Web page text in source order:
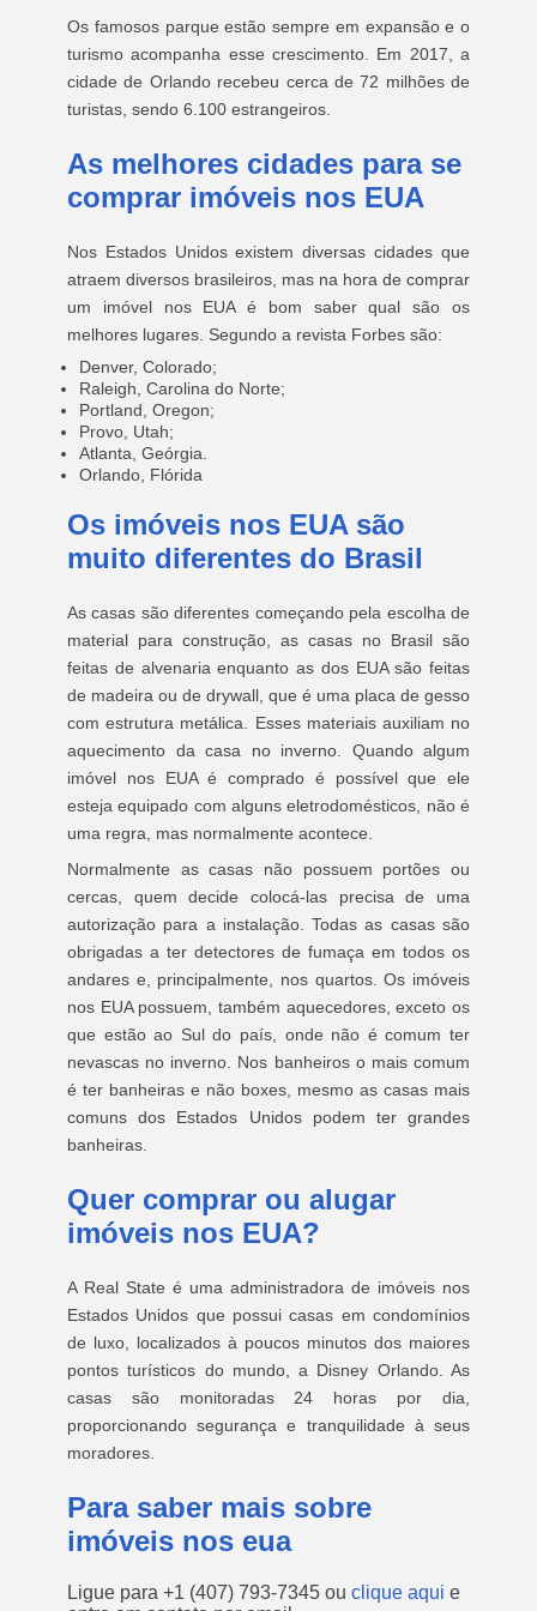
Os famosos parque estão sempre em expansão e o
turismo acompanha esse crescimento. Em 2017, a
cidade de Orlando recebeu cerca de 72 milhões de
turistas, sendo 6.100 estrangeiros.
As melhores cidades para se
comprar imóveis nos EUA
Nos Estados Unidos existem diversas cidades que
atraem diversos brasileiros, mas na hora de comprar
um imóvel nos EUA é bom saber qual são os
melhores lugares. Segundo a revista Forbes são:
Denver, Colorado;
Raleigh, Carolina do Norte;
Portland, Oregon;
Provo, Utah;
Atlanta, Geórgia.
Orlando, Flórida
Os imóveis nos EUA são
muito diferentes do Brasil
As casas são diferentes começando pela escolha de
material para construção, as casas no Brasil são
feitas de alvenaria enquanto as dos EUA são feitas
de madeira ou de drywall, que é uma placa de gesso
com estrutura metálica. Esses materiais auxiliam no
aquecimento da casa no inverno. Quando algum
imóvel nos EUA é comprado é possível que ele
esteja equipado com alguns eletrodomésticos, não é
uma regra, mas normalmente acontece.
Normalmente as casas não possuem portões ou
cercas, quem decide colocá-las precisa de uma
autorização para a instalação. Todas as casas são
obrigadas a ter detectores de fumaça em todos os
andares e, principalmente, nos quartos. Os imóveis
nos EUA possuem, também aquecedores, exceto os
que estão ao Sul do país, onde não é comum ter
nevascas no inverno. Nos banheiros o mais comum
é ter banheiras e não boxes, mesmo as casas mais
comuns dos Estados Unidos podem ter grandes
banheiras.
Quer comprar ou alugar
imóveis nos EUA?
A Real State é uma administradora de imóveis nos
Estados Unidos que possui casas em condomínios
de luxo, localizados à poucos minutos dos maiores
pontos turísticos do mundo, a Disney Orlando. As
casas são monitoradas 24 horas por dia,
proporcionando segurança e tranquilidade à seus
moradores.
Para saber mais sobre
imóveis nos eua
Ligue para +1 (407) 793-7345 ou clique aqui e